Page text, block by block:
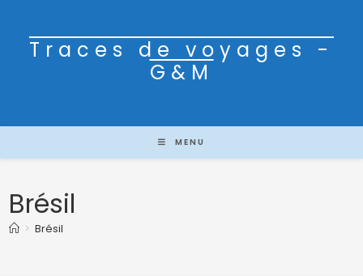
Traces de voyages -
G&M
MENU
Brésil
> Brésil